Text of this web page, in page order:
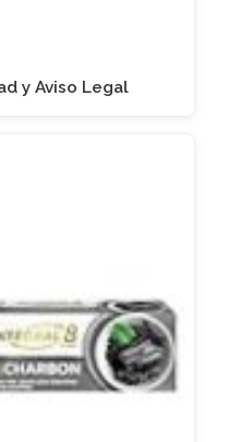
y Aviso Legal